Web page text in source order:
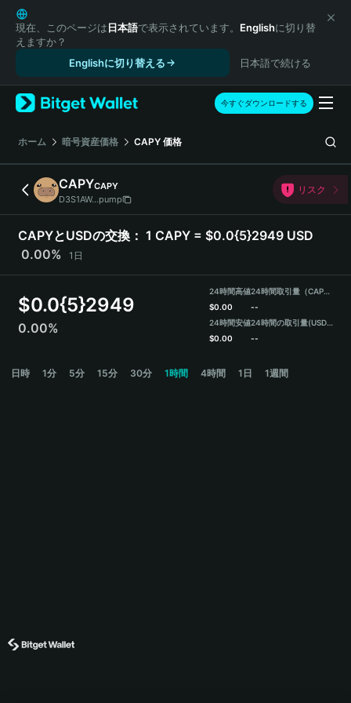
English
日本語
Tiếng Việt
Español (Latinoamérica)
Türkçe
Français
Deutsch
简体中文
繁體中文
Português (Portugal)
Bahasa Indonesia
ภาษาไทย
हिन्दी
Español
Português (Brasil)
現在、このページは日本語で表示されています。 Englishに切り替
えますか？
Englishに切り替える
日本語で続ける
今すぐダウンロードする
ホーム 暗号資産価格 CAPY 価格
CAPYCAPY
D3S1AW...pump
リスク
CAPYとUSDの交換： 1 CAPY = $0.0{5}2949 USD
0.00%
1日
$0.0{5}2949
0.00%
24時間高値
$0.00
24時間安値
$0.00
24時間取引量（CAPY）
--
24時間の取引量(USDT)
--
日時 1分 5分 15分 30分 1時間 4時間 1日 1週間